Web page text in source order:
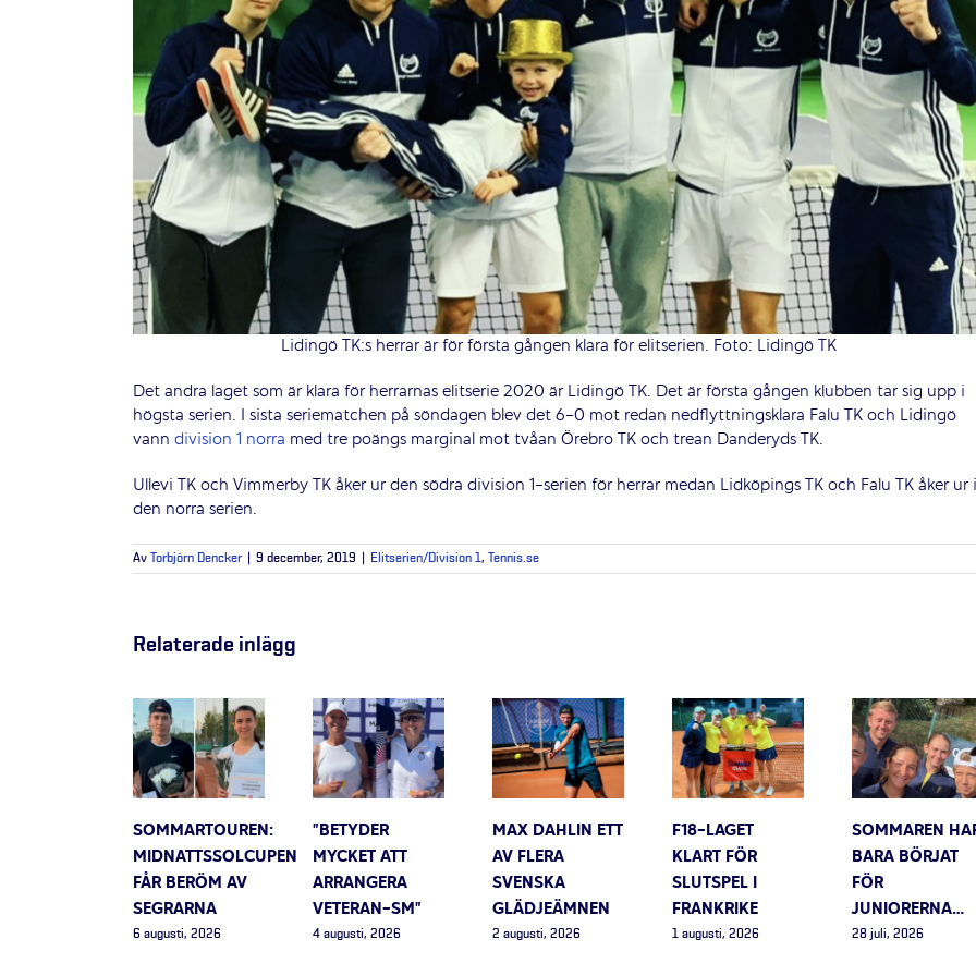
Lidingö TK:s herrar är för första gången klara för elitserien. Foto: Lidingö TK
Det andra laget som är klara för herrarnas elitserie 2020 är Lidingö TK. Det är första gången klubben tar sig upp i
högsta serien. I sista seriematchen på söndagen blev det 6-0 mot redan nedflyttningsklara Falu TK och Lidingö
vann division 1 norra med tre poängs marginal mot tvåan Örebro TK och trean Danderyds TK.
Ullevi TK och Vimmerby TK åker ur den södra division 1-serien för herrar medan Lidköpings TK och Falu TK åker ur i
den norra serien.
Av Torbjörn Dencker 9 december, 2019 Elitserien/Division 1, Tennis.se
Relaterade inlägg
SOMMARTOUREN:
MIDNATTSSOLCUPEN
FÅR BERÖM AV
SEGRARNA
6 augusti, 2026
”BETYDER
MYCKET ATT
ARRANGERA
VETERAN-SM”
4 augusti, 2026
MAX DAHLIN ETT
AV FLERA
SVENSKA
GLÄDJEÄMNEN
2 augusti, 2026
F18-LAGET
KLART FÖR
SLUTSPEL I
FRANKRIKE
1 augusti, 2026
SOMMAREN
BARA BÖRJAT
FÖR
JUNIORERNA…
28 juli, 2026